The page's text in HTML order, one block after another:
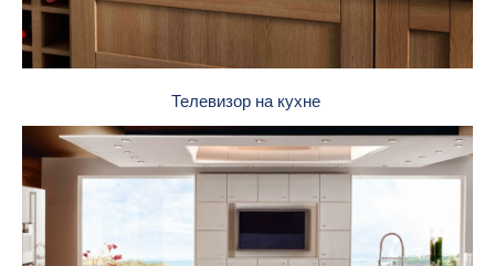
Телевизор на кухне